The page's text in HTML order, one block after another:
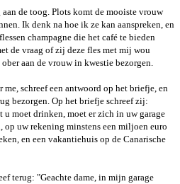
de toog. Plots komt de mooiste vrouw
Ik denk na hoe ik ze kan aanspreken, en
champagne die het café te bieden
de vraag of zij deze fles met mij wou
aan de vrouw in kwestie bezorgen.
schreef een antwoord op het briefje, en
bezorgen. Op het briefje schreef zij:
u moet drinken, moet er zich in uw garage
op uw rekening minstens een miljoen euro
en een vakantiehuis op de Canarische
terug: "Geachte dame, in mijn garage